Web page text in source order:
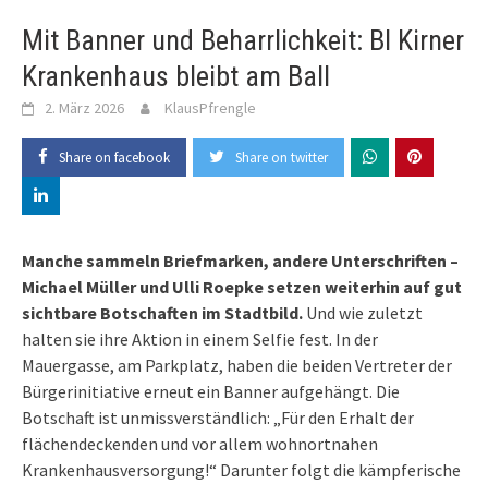
Mit Banner und Beharrlichkeit: BI Kirner
Krankenhaus bleibt am Ball
2. März 2026 KlausPfrengle
Share on facebook Share on twitter
Manche sammeln Briefmarken, andere Unterschriften –
Michael Müller und Ulli Roepke setzen weiterhin auf gut
sichtbare Botschaften im Stadtbild. Und wie zuletzt
halten sie ihre Aktion in einem Selfie fest. In der
Mauergasse, am Parkplatz, haben die beiden Vertreter der
Bürgerinitiative erneut ein Banner aufgehängt. Die
Botschaft ist unmissverständlich: „Für den Erhalt der
flächendeckenden und vor allem wohnortnahen
Krankenhausversorgung!“ Darunter folgt die kämpferische